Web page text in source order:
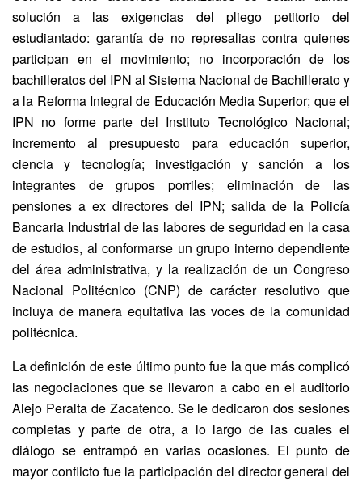
solución a las exigencias del pliego petitorio del
estudiantado: garantía de no represalias contra quienes
participan en el movimiento; no incorporación de los
bachilleratos del IPN al Sistema Nacional de Bachillerato y
a la Reforma Integral de Educación Media Superior; que el
IPN no forme parte del Instituto Tecnológico Nacional;
incremento al presupuesto para educación superior,
ciencia y tecnología; investigación y sanción a los
integrantes de grupos porriles; eliminación de las
pensiones a ex directores del IPN; salida de la Policía
Bancaria Industrial de las labores de seguridad en la casa
de estudios, al conformarse un grupo interno dependiente
del área administrativa, y la realización de un Congreso
Nacional Politécnico (CNP) de carácter resolutivo que
incluya de manera equitativa las voces de la comunidad
politécnica.
La definición de este último punto fue la que más complicó
las negociaciones que se llevaron a cabo en el auditorio
Alejo Peralta de Zacatenco. Se le dedicaron dos sesiones
completas y parte de otra, a lo largo de las cuales el
diálogo se entrampó en varias ocasiones. El punto de
mayor conflicto fue la participación del director general del